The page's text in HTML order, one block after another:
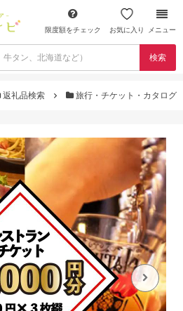
限度額をチェック お気に入り メニュー
検索
返礼品検索 旅行・チケット・カタログ